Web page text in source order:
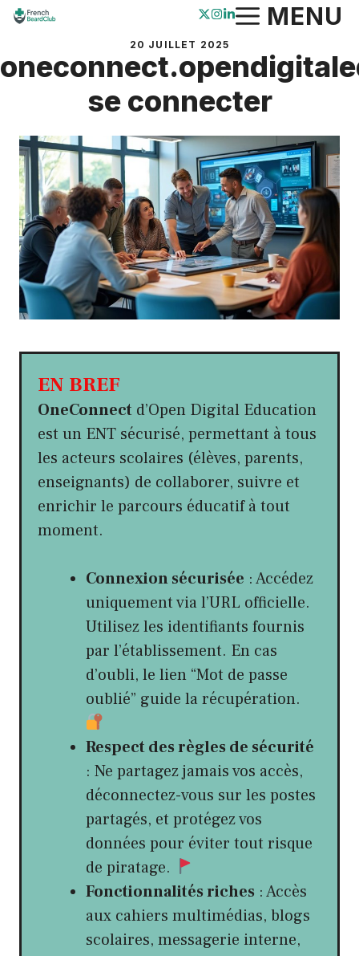
Aller
contenu
MENU
20 JUILLET 2025
se connecter
EN BREF
OneConnect d’Open Digital Education
est un ENT sécurisé, permettant à tous
les acteurs scolaires (élèves, parents,
enseignants) de collaborer, suivre et
enrichir le parcours éducatif à tout
moment.
Connexion sécurisée : Accédez
uniquement via l’URL officielle.
Utilisez les identifiants fournis
par l’établissement. En cas
d’oubli, le lien “Mot de passe
oublié” guide la récupération.
Respect des règles de sécurité
: Ne partagez jamais vos accès,
déconnectez-vous sur les postes
partagés, et protégez vos
données pour éviter tout risque
de piratage.
Fonctionnalités riches : Accès
aux cahiers multimédias, blogs
scolaires, messagerie interne,